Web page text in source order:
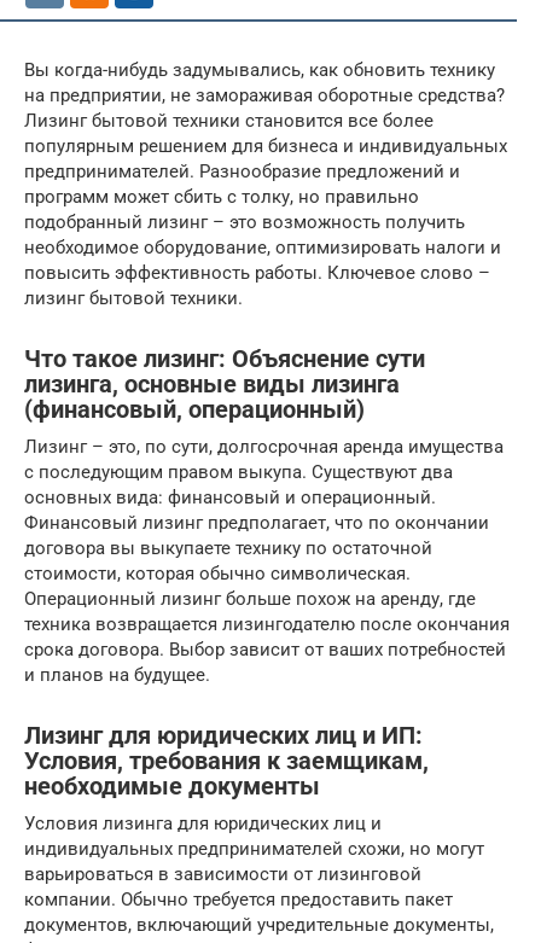
Вы когда-нибудь задумывались, как обновить технику
на предприятии, не замораживая оборотные средства?
Лизинг бытовой техники становится все более
популярным решением для бизнеса и индивидуальных
предпринимателей. Разнообразие предложений и
программ может сбить с толку, но правильно
подобранный лизинг – это возможность получить
необходимое оборудование, оптимизировать налоги и
повысить эффективность работы. Ключевое слово –
лизинг бытовой техники.
Что такое лизинг: Объяснение сути
лизинга, основные виды лизинга
(финансовый, операционный)
Лизинг – это, по сути, долгосрочная аренда имущества
с последующим правом выкупа. Существуют два
основных вида: финансовый и операционный.
Финансовый лизинг предполагает, что по окончании
договора вы выкупаете технику по остаточной
стоимости, которая обычно символическая.
Операционный лизинг больше похож на аренду, где
техника возвращается лизингодателю после окончания
срока договора. Выбор зависит от ваших потребностей
и планов на будущее.
Лизинг для юридических лиц и ИП:
Условия, требования к заемщикам,
необходимые документы
Условия лизинга для юридических лиц и
индивидуальных предпринимателей схожи, но могут
варьироваться в зависимости от лизинговой
компании. Обычно требуется предоставить пакет
документов, включающий учредительные документы,